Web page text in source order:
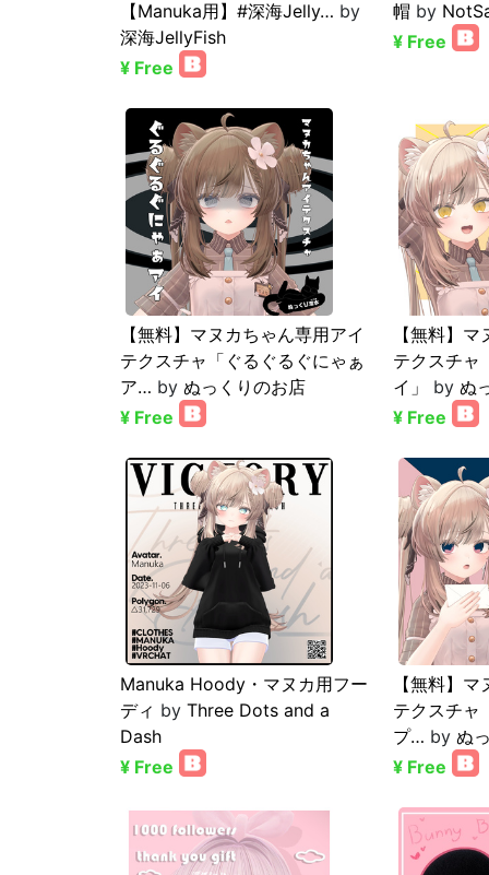
【Manuka用】#深海Jelly… by
深海JellyFish
¥ Free
帽 by
¥ Free
【無料】マヌカちゃん専用アイ
テクスチャ「ぐるぐるぐにゃぁ
ア… by ぬっくりのお店
¥ Free
【無料】
テクスチャ
イ」
by ぬ
¥ Free
Manuka Hoody・マヌカ用フー
ディ by Three Dots and a
Dash
¥ Free
【無料】
テクスチャ
プ… by ぬ
¥ Free